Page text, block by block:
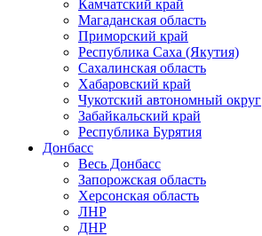
Камчатский край
Магаданская область
Приморский край
Республика Саха (Якутия)
Сахалинская область
Хабаровский край
Чукотский автономный округ
Забайкальский край
Республика Бурятия
Донбасс
Весь Донбасс
Запорожская область
Херсонская область
ЛНР
ДНР